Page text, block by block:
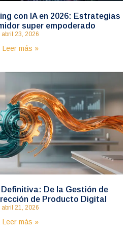
con IA en 2026: Estrategias
super empoderado
abril 23, 2026
Leer más »
De la Gestión de
de Producto Digital
abril 21, 2026
Leer más »